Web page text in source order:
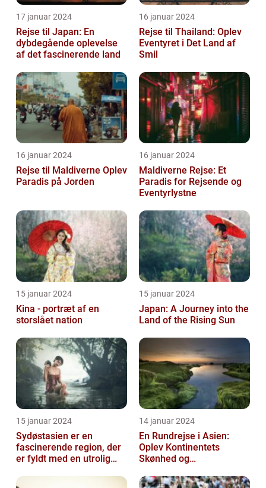
17 januar 2024
Rejse til Japan: En
dybdegående oplevelse
af det fascinerende land
16 januar 2024
Rejse til Thailand: Oplev
Eventyret i Det Land af
Smil
16 januar 2024
Rejse til Maldiverne Oplev
Paradis på Jorden
16 januar 2024
Maldiverne Rejse: Et
Paradis for Rejsende og
Eventyrlystne
15 januar 2024
Kina - portræt af en
storslået nation
15 januar 2024
Japan: A Journey into the
Land of the Rising Sun
15 januar 2024
Sydøstasien er en
fascinerende region, der
er fyldt med en utrolig
en blandi...
14 januar 2024
En Rundrejse i Asien:
Oplev Kontinentets
Skønhed og